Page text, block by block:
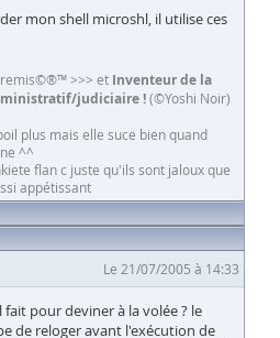
mon shell microshl, il utilise ces
>>> et Inventeur de la
judiciaire !(©Yoshi Noir)
plus mais elle suce bien quand
^^
flan c juste qu'ils sont jaloux que
appétissant
Le 21/07/2005 à 14:33
pour deviner à la volée ? le
de reloger avant l'exécution de